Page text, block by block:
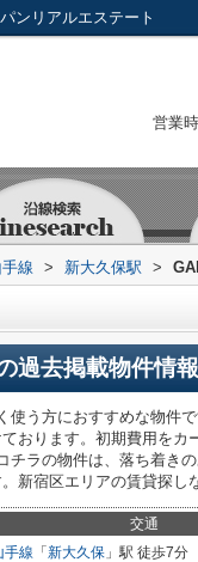
ンリアルエステート
営業
線 > 新大久保駅 >
過去掲載物件情報
使う方におすすめな物件
おります。初期費用を
チラの物件は、落ち着き
新宿区エリアの賃貸探し
交通
手線 「 新大久保 」駅 徒歩7分